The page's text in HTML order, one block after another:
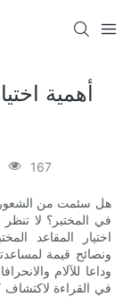
أهمية
167
هل سئمت من الشعور
في المختبر؟ لا
اختيار المقاعد
ونصائح قيمة
وداعا للآلام
في القراءة